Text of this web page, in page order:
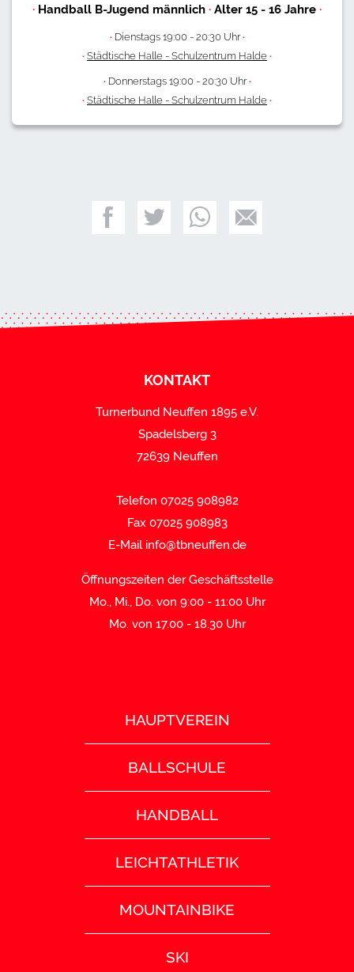
· Handball B-Jugend männlich · Alter 15 - 16 Jahre ·
·Dienstags 19:00 - 20:30 Uhr·
·Städtische Halle - Schulzentrum Halde·
·Donnerstags 19:00 - 20:30 Uhr·
·Städtische Halle - Schulzentrum Halde·
KONTAKT
Turnerbund Neuffen 1895 e.V.
Spadelsberg 3
72639 Neuffen
Telefon 07025 908982
Fax 07025 908983
E-Mail info@tbneuffen.de
Öffnungszeiten der Geschäftsstelle
Mo., Mi., Do. von 9:00 - 11:00 Uhr
Mo. von 17.00 - 18.30 Uhr
HAUPTVEREIN
BALLSCHULE
HANDBALL
LEICHTATHLETIK
MOUNTAINBIKE
SKI